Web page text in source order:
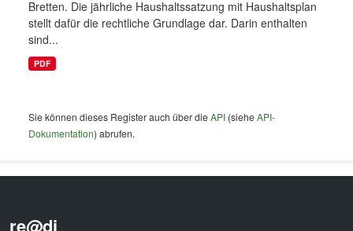
Bretten. Die jährliche Haushaltssatzung mit Haushaltsplan
stellt dafür die rechtliche Grundlage dar. Darin enthalten
sind...
PDF
Sie können dieses Register auch über dieAPI (sieheAPI-
Dokumentation) abrufen.
re@di